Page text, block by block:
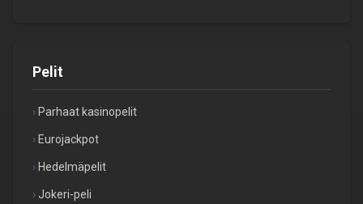
Pelit
Parhaat kasinopelit
Eurojackpot
Hedelmäpelit
Jokeri-peli